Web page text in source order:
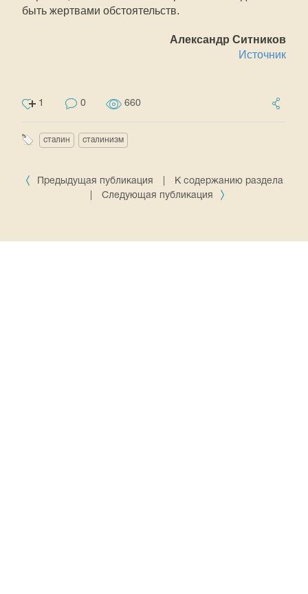
быть жертвами обстоятельств.
Александр Ситников
Источник
1 0 660
сталин сталинизм
Предыдущая публикация
К содержанию раздела
Следующая публикация